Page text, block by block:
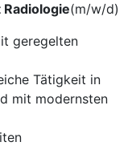
(m/w/d)
geregelten
Tätigkeit in
mit modernsten